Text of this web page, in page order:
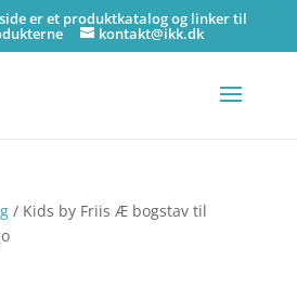
side er et produktkatalog og linker til
kontakt@ikk.dk
/ Kids by Friis Æ bogstav til